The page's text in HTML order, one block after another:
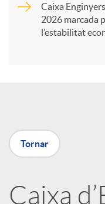
X
Caixa
2026 marcada
l’estabilitat
Tornar
Caixa